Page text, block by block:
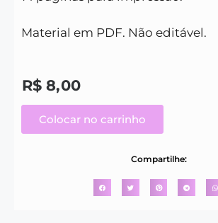
Material em PDF. Não editável.
R$ 8,00
Colocar no carrinho
Compartilhe: